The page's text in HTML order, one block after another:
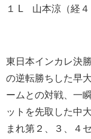
１ L 山本涼（経４
東日本インカレ決
の逆転勝ちした早
ームとの対戦、一
ットを先取した中
まれ第２、３、４